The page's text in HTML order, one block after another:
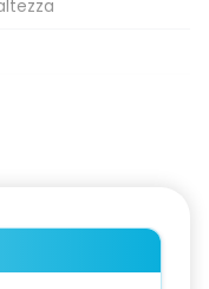
attiva con